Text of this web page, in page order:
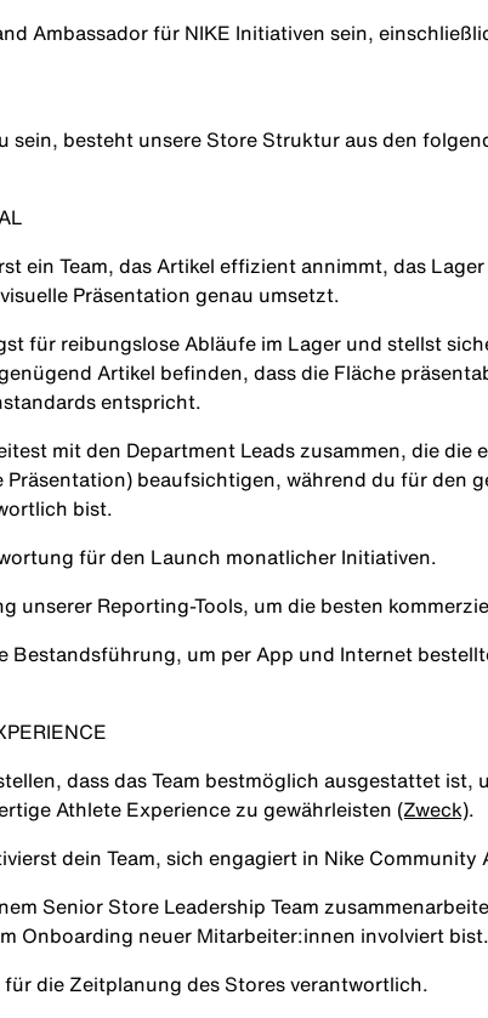
Ambassador für NIKE Initiativen sein,
sein, besteht unsere Store Struktur aus den
ein Team, das Artikel effizient annimmt, das
Präsentation genau umsetzt.
für reibungslose Abläufe im Lager und stellst
Artikel befinden, dass die Fläche
entspricht.
mit den Department Leads zusammen, die die
Präsentation) beaufsichtigen, während du für den
bist.
für den Launch monatlicher Initiativen.
unserer Reporting-Tools, um die besten
Bestandsführung, um per App und Internet
dass das Team bestmöglich ausgestattet ist,
Athlete Experience zu gewährleisten (Zweck).
dein Team, sich engagiert in Nike
Senior Store Leadership Team
Onboarding neuer Mitarbeiter:innen involviert bist.
für die Zeitplanung des Stores verantwortlich.